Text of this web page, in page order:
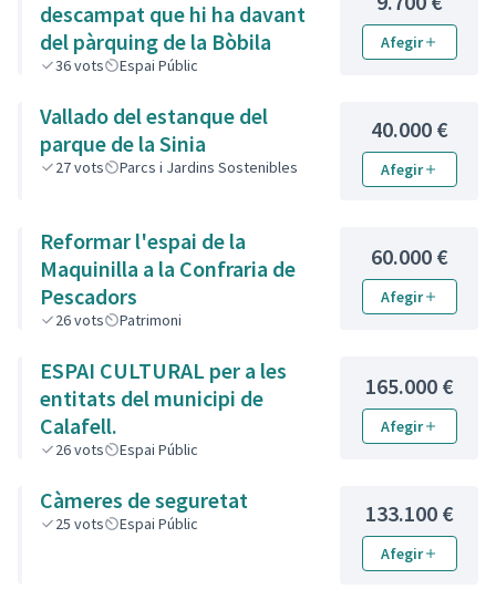
descampat que hi ha davant
del pàrquing de la Bòbila
36vots Espai Públic
Afegir
Vallado del estanque del
parque de la Sinia
27vots Parcs i Jardins Sostenibles
40.000 €
Afegir
Reformar l'espai de la
Maquinilla a la Confraria de
Pescadors
26vots Patrimoni
60.000 €
Afegir
ESPAI CULTURAL per a les
entitats del municipi de
Calafell.
26vots Espai Públic
165.000 €
Afegir
Càmeres de seguretat
25 vots Espai Públic 133.100 €
Afegir